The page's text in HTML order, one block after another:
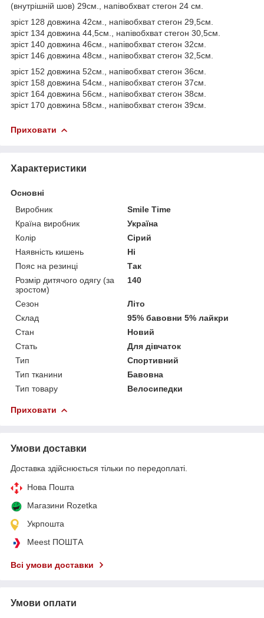
(внутрішній шов) 29см., напівобхват стегон 24 см.
зріст 128 довжина 42см., напівобхват стегон 29,5см.
зріст 134 довжина 44,5см., напівобхват стегон 30,5см.
зріст 140 довжина 46см., напівобхват стегон 32см.
зріст 146 довжина 48см., напівобхват стегон 32,5см.
зріст 152 довжина 52см., напівобхват стегон 36см.
зріст 158 довжина 54см., напівобхват стегон 37см.
зріст 164 довжина 56см., напівобхват стегон 38см.
зріст 170 довжина 58см., напівобхват стегон 39см.
Приховати
Характеристики
Основні
Виробник
Smile Time
Країна виробник
Україна
Колір
Сірий
Наявність кишень
Ні
Пояс на резинці
Так
Розмір дитячого одягу (за
зростом)
140
Сезон
Літо
Склад
95% бавовни 5% лайкри
Стан
Новий
Стать
Для дівчаток
Тип
Спортивний
Тип тканини
Бавовна
Тип товару
Велосипедки
Приховати
Умови доставки
Доставка здійснюється тільки по передоплаті.
Нова Пошта
Магазини Rozetka
Укрпошта
Meest ПОШТА
Всі умови доставки
Умови оплати